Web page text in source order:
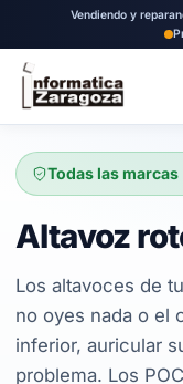
Vendiendo y
Todas las marcas
Altavoz
Los altavoces de
no oyes nada o el
inferior, auricular
problema. Los